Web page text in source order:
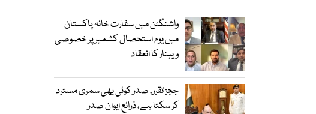
واشنگٹن میں سفارت خانہ پاکستان
میں یوم استحصال کشمیر پر خصوصی
ویبنار کا انعقاد
ججز تقرر، صدر کوئی بھی سمری مسترد
کر سکتا ہے، ذرائع ایوان صدر